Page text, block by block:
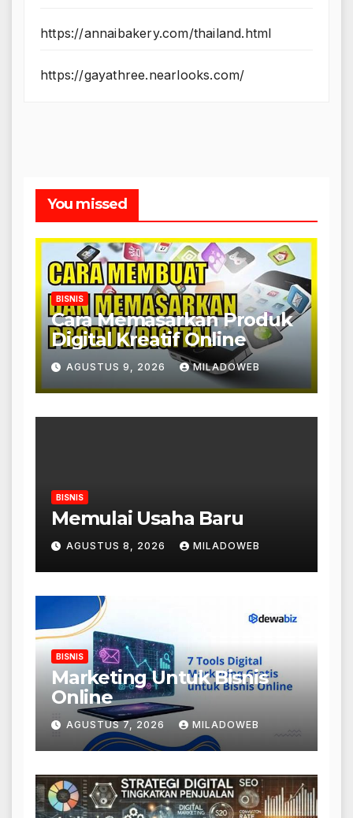
https://annaibakery.com/thailand.html
https://gayathree.nearlooks.com/
You missed
BISNIS
Cara Memasarkan Produk
Digital Kreatif Online
AGUSTUS 9, 2026 MILADOWEB
BISNIS
Memulai Usaha Baru
AGUSTUS 8, 2026 MILADOWEB
BISNIS
Marketing Untuk Bisnis
Online
AGUSTUS 7, 2026 MILADOWEB